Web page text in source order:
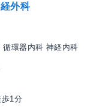
外科
循環器内科 神経内科
1分